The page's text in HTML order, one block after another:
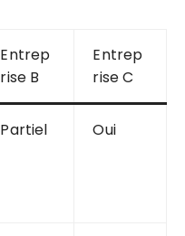
Entrep
rise B
Entrep
rise C
Partiel Oui